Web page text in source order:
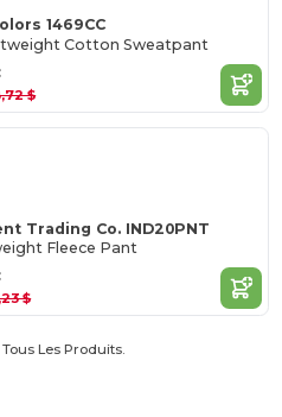
1469CC
Cotton Sweatpant
$
Trading Co. IND20PNT
Fleece Pant
$
Les Produits.